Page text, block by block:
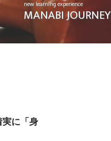
new learning experience
MANABI JOURNEY
に「身